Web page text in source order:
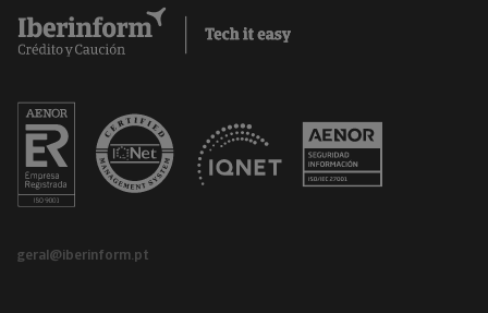
geral@iberinform.pt